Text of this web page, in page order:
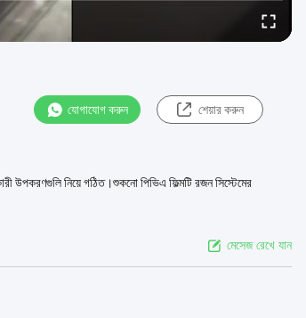
যোগাযোগ করুন শেয়ার করুন
উপকরণগুলি নিয়ে গঠিত।শুকনো পিভিএ ফিল্মটি রজন সিস্টেমের
মেসেজ রেখে যান